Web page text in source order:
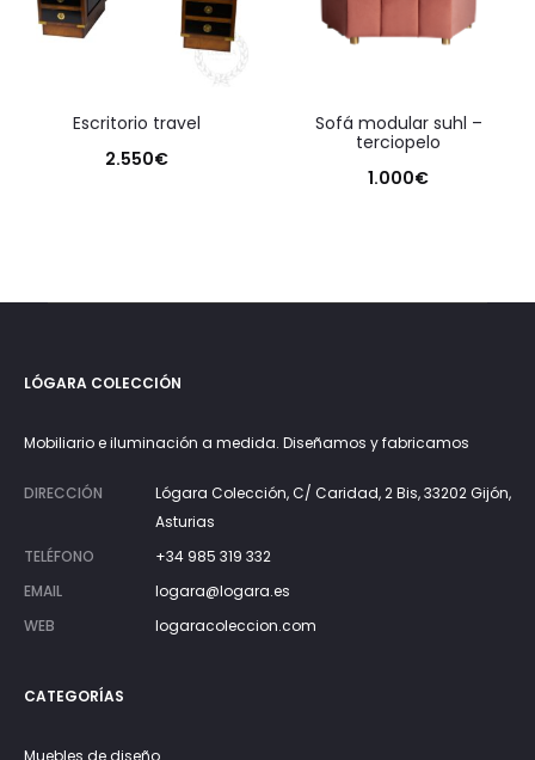
escritorio travel
2.550€
sofá modular suhl –
terciopelo
1.000€
LÓGARA COLECCIÓN
Mobiliario e iluminación a medida. Diseñamos y fabricamos
DIRECCIÓN
Lógara Colección, C/ Caridad, 2 Bis, 33202 Gijón,
Asturias
TELÉFONO
+34 985 319 332
EMAIL
logara@logara.es
WEB
logaracoleccion.com
CATEGORÍAS
Muebles de diseño